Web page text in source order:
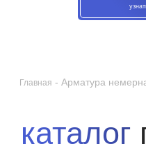
Главная - Арматура
каталог